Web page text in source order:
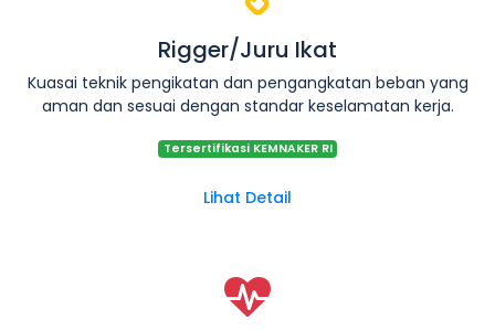
Rigger/Juru Ikat
Kuasai teknik pengikatan dan pengangkatan beban yang
aman dan sesuai dengan standar keselamatan kerja.
Tersertifikasi KEMNAKER RI
Lihat Detail